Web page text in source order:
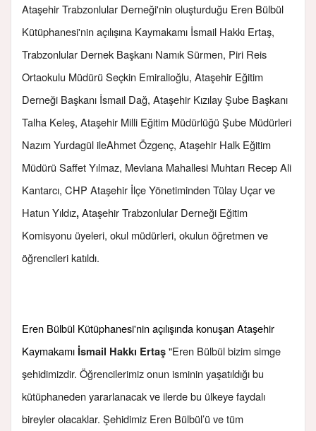
Ataşehir Trabzonlular Derneği'nin oluşturduğu Eren Bülbül
Kütüphanesi'nin açılışına Kaymakamı İsmail Hakkı Ertaş,
Trabzonlular Dernek Başkanı Namık Sürmen, Piri Reis
Ortaokulu Müdürü Seçkin Emiralioğlu, Ataşehir Eğitim
Derneği Başkanı İsmail Dağ, Ataşehir Kızılay Şube Başkanı
Talha Keleş, Ataşehir Milli Eğitim Müdürlüğü Şube Müdürleri
Nazım Yurdagül ileAhmet Özgenç, Ataşehir Halk Eğitim
Müdürü Saffet Yılmaz, Mevlana Mahallesi Muhtarı Recep Ali
Kantarcı, CHP Ataşehir İlçe Yönetiminden Tülay Uçar ve
Hatun Yıldız,Ataşehir Trabzonlular Derneği Eğitim
Komisyonu üyeleri, okul müdürleri, okulun öğretmen ve
öğrencileri katıldı.
Eren Bülbül Kütüphanesi'nin açılışında konuşan Ataşehir
Kaymakamı İsmail Hakkı Ertaş"Eren Bülbül bizim simge
şehidimizdir. Öğrencilerimiz onun isminin yaşatıldığı bu
kütüphaneden yararlanacak ve ilerde bu ülkeye faydalı
bireyler olacaklar. Şehidimiz Eren Bülbül’ü ve tüm